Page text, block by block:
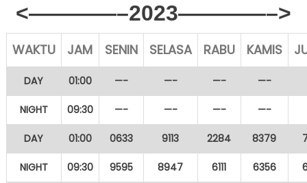
<————–2023————–>
WAKTU JAM SENIN SELASA RABU KAMIS
DAY 01:00 —- —- —- —-
NIGHT 09:30 —- —- —- —-
DAY 01:00 0633 9113 2284 8379
NIGHT 09:30 9595 8947 6111 6356